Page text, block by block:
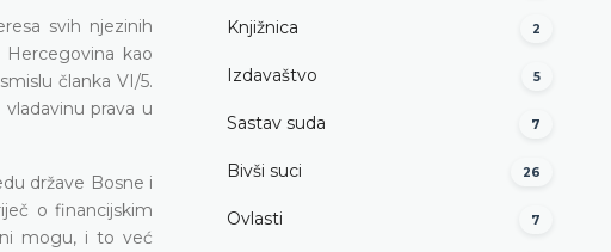
svih njezinih
kao
članka VI/5.
prava u
države Bosne i
o financijskim
mogu, i to već
Knjižnica 2
Izdavaštvo 5
Sastav suda 7
Bivši suci 26
Ovlasti 7